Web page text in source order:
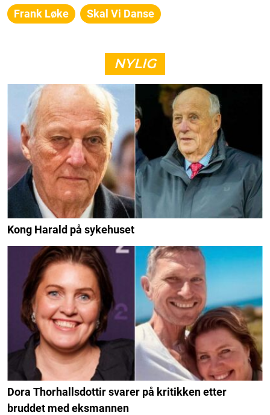
Frank Løke Skal Vi Danse
NYLIG
Kong Harald på sykehuset
Dora Thorhallsdottir svarer på kritikken etter
bruddet med eksmannen